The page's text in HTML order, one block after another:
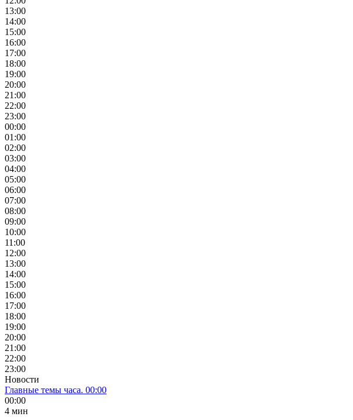
13:00
14:00
15:00
16:00
17:00
18:00
19:00
20:00
21:00
22:00
23:00
00:00
01:00
02:00
03:00
04:00
05:00
06:00
07:00
08:00
09:00
10:00
11:00
12:00
13:00
14:00
15:00
16:00
17:00
18:00
19:00
20:00
21:00
22:00
23:00
Новости
Главные темы часа. 00:00
00:00
4 мин